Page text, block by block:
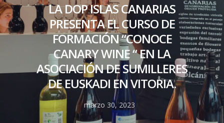
LA DOP ISLAS CANARIAS
PRESENTA EL CURSO DE
FORMACIÓN “CONOCE
CANARY WINE “ EN LA
ASOCIACIÓN DE SUMILLERES
DE EUSKADI EN VITORIA.
marzo 30, 2023